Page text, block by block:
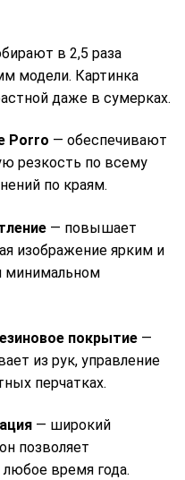
в 2,5 раза
модели. Картинка
даже в сумерках.
Porro — обеспечивают
резкость по всему
по краям.
— повышает
изображение ярким и
минимальном
покрытие —
из рук, управление
перчатках.
— широкий
позволяет
время года.